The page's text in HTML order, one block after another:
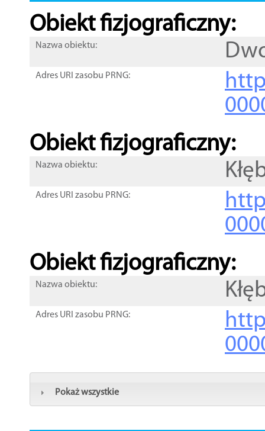
Obiekt fizjograficzny:
Nazwa obiektu:
Adres URI zasobu PRNG:
Obiekt fizjograficzny:
Nazwa obiektu:
Adres URI zasobu PRNG:
Obiekt fizjograficzny:
Nazwa obiektu:
Adres URI zasobu PRNG:
Pokaż wszystkie